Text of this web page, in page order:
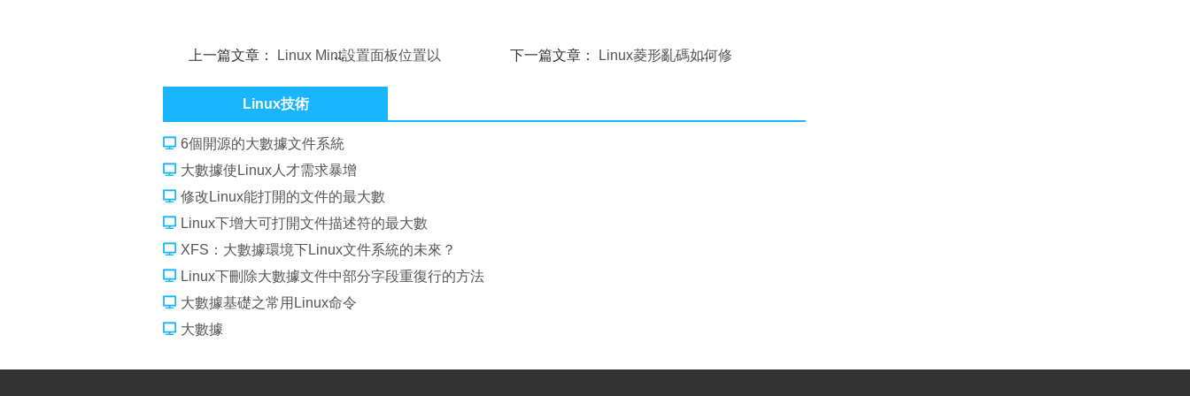
上一篇文章：
Linux Mint設置面板位置以
下一篇文章：
Linux菱形亂碼如何修
Linux技術
6個開源的大數據文件系統
大數據使Linux人才需求暴增
修改Linux能打開的文件的最大數
Linux下增大可打開文件描述符的最大數
XFS：大數據環境下Linux文件系統的未來？
Linux下刪除大數據文件中部分字段重復行的方法
大數據基礎之常用Linux命令
大數據